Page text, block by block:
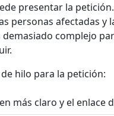
presentar la
personas afectadas y
complejo
hilo para la petición:
más claro y el enlace